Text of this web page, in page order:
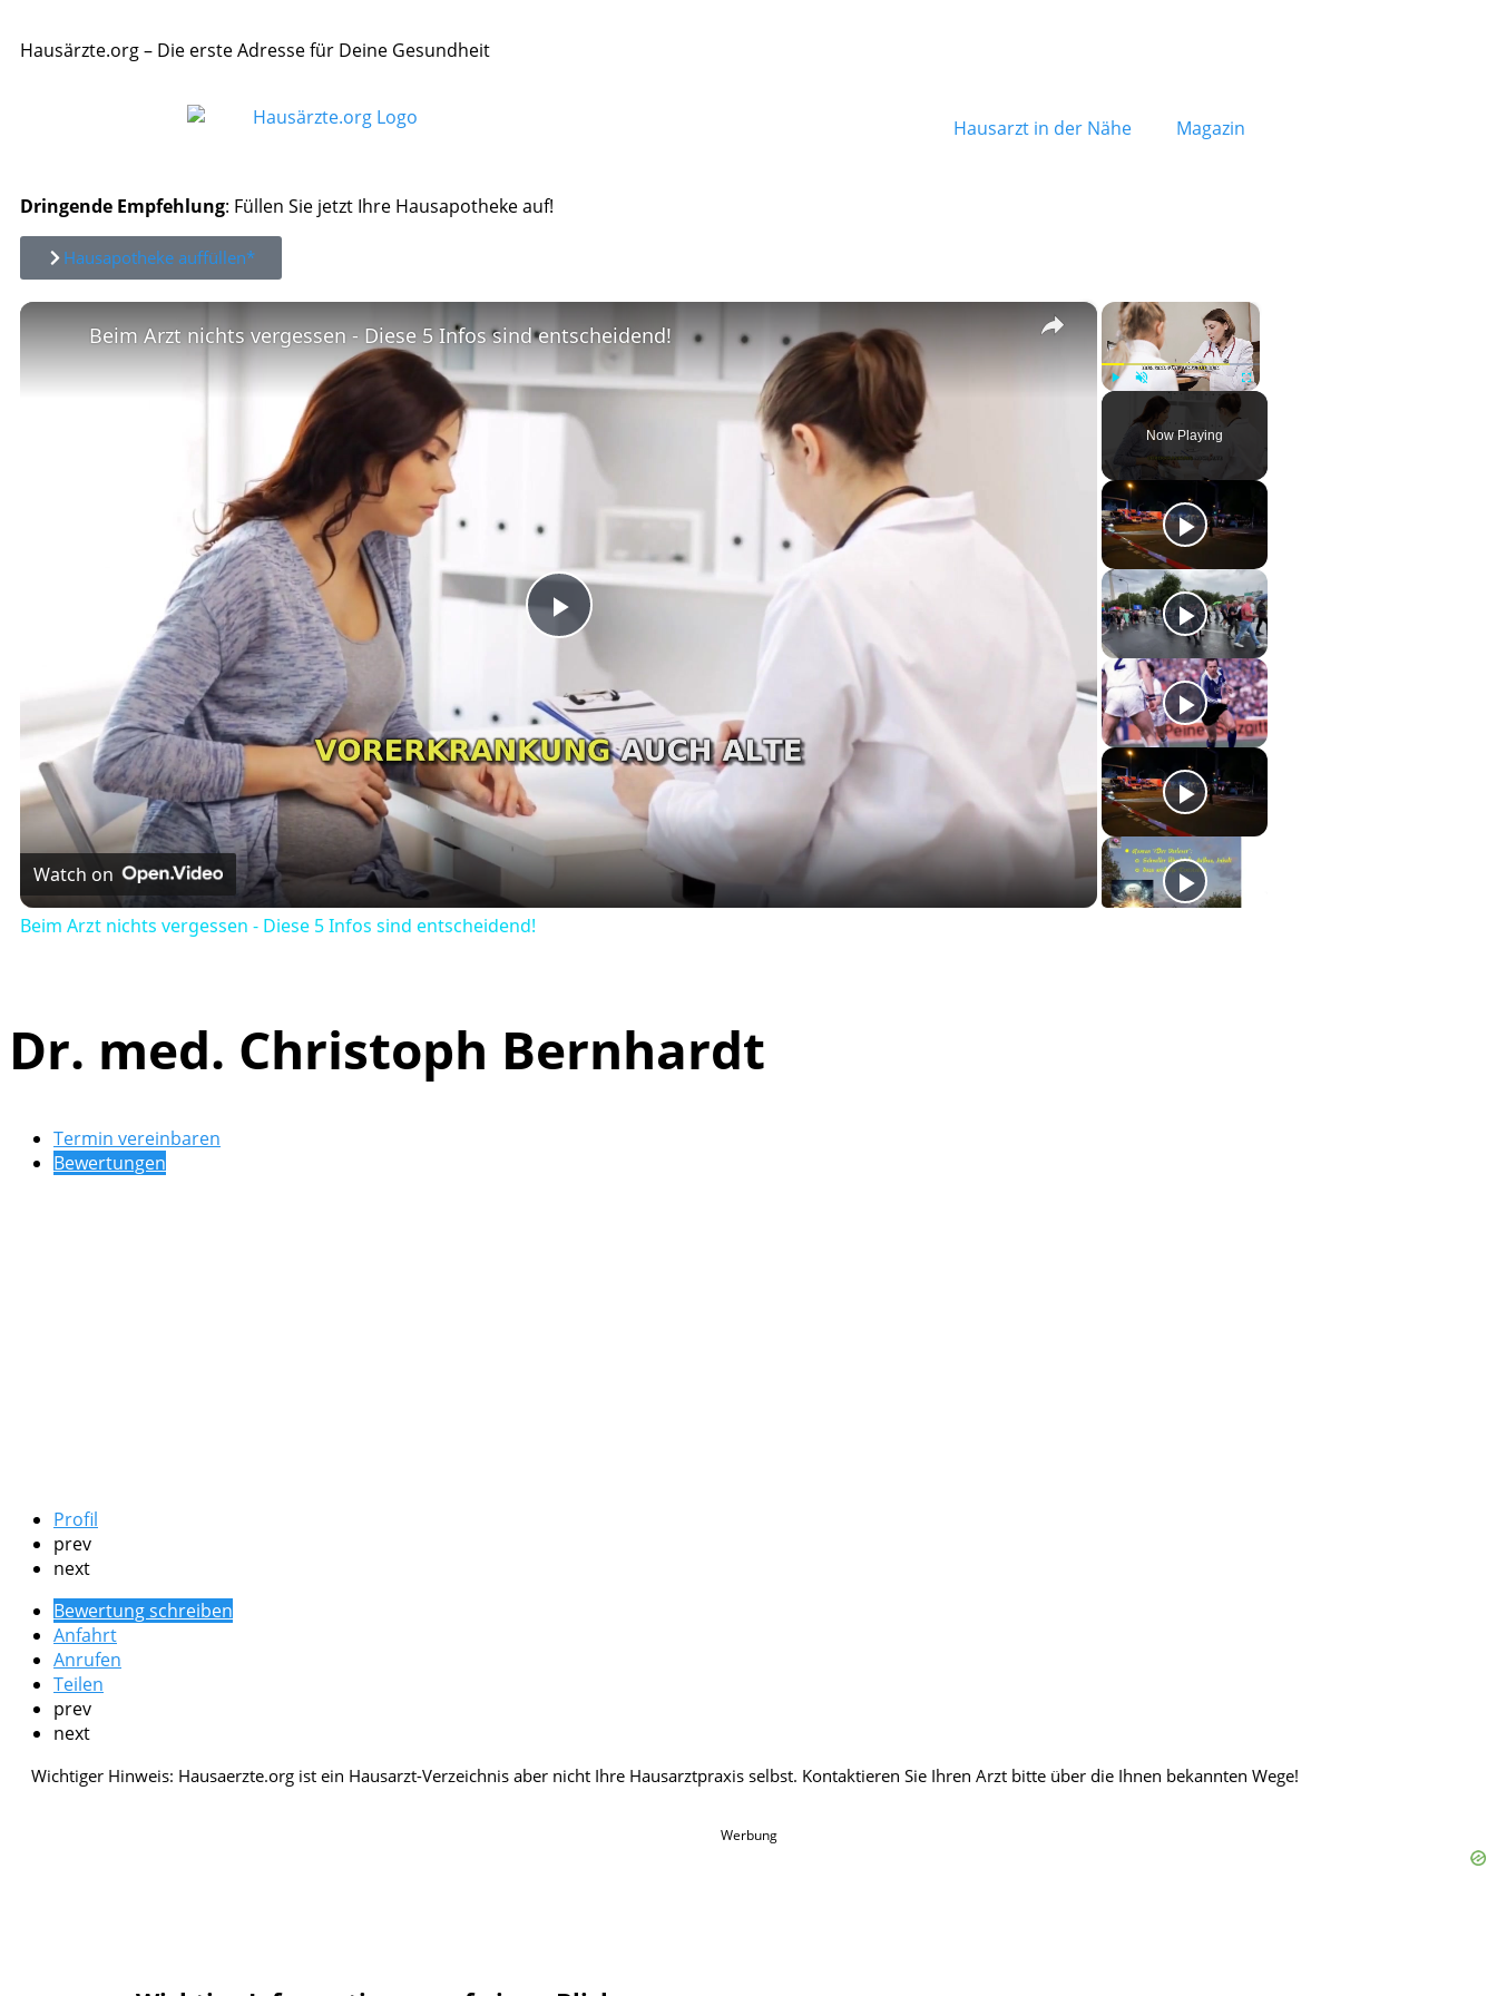
Hausärzte.org – Die erste Adresse für Deine Gesundheit
Hausarzt in der Nähe Magazin
Dringende Empfehlung: Füllen Sie jetzt Ihre Hausapotheke auf!
Hausapotheke auffüllen*
×
Unmute Fullscreen
Now Playing
×
Play
Video
Beim Arzt nichts vergessen - Diese 5 Infos sind entscheidend!
Watch on
Beim Arzt nichts vergessen - Diese 5 Infos sind entscheidend!
Dr. med. Christoph Bernhardt
Termin vereinbaren
Bewertungen
Profil
prev
next
Bewertung schreiben
Anfahrt
Anrufen
Teilen
prev
next
Werbung